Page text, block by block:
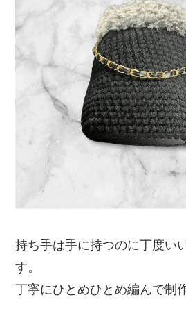
持ち手は手に持つのに丁度い
す。
丁寧にひとめひとめ編んで制